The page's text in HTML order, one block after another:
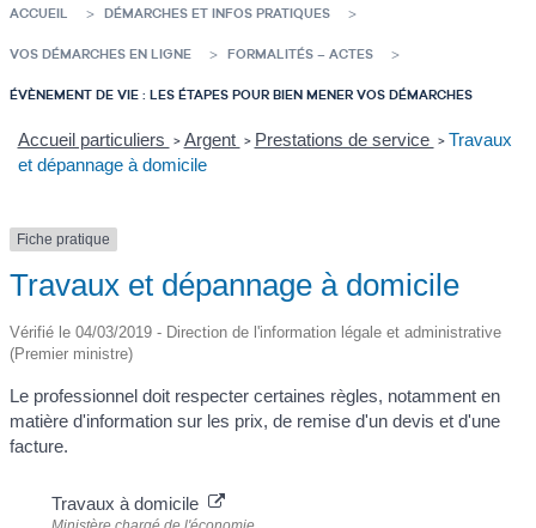
ACCUEIL DÉMARCHES ET INFOS PRATIQUES
VOS DÉMARCHES EN LIGNE FORMALITÉS – ACTES
ÉVÈNEMENT DE VIE : LES ÉTAPES POUR BIEN MENER VOS DÉMARCHES
Accueil particuliers > Argent > Prestations de service > Travaux
et dépannage à domicile
Fiche pratique
Travaux et dépannage à domicile
Vérifié le 04/03/2019 - Direction de l'information légale et administrative
(Premier ministre)
Le professionnel doit respecter certaines règles, notamment en
matière d'information sur les prix, de remise d'un devis et d'une
facture.
Travaux à domicile